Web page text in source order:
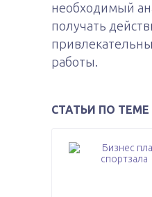
необходимый
получать
работы.
СТАТЬИ ПО ТЕМЕ